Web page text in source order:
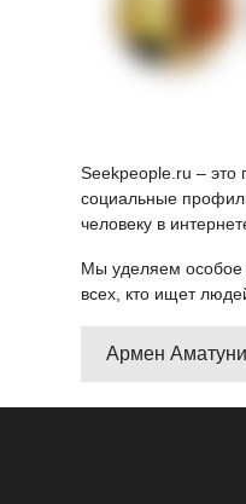
Seekpeople.ru – это
социальные
человеку в
Мы уделяем особое
всех, кто ищет
Армен Аматуни